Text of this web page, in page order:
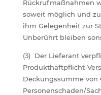
Rückrufmaßnahmen
soweit möglich und
ihm Gelegenheit zur
Unberührt bleiben
(3) Der Lieferant
Produkthaftpflicht-
Deckungssumme von
Personenschaden/